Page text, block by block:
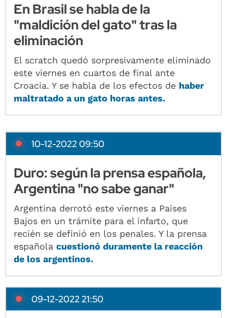
En Brasil se habla de la
"maldición del gato" tras la
eliminación
El scratch quedó sorpresivamente eliminado
este viernes en cuartos de final ante
Croacia. Y se habla de los efectos de haber
maltratado a un gato horas antes.
10-12-2022 09:50
Duro: según la prensa española,
Argentina "no sabe ganar"
Argentina derrotó este viernes a Países
Bajos en un trámite para el infarto, que
recién se definió en los penales. Y la prensa
españolacuestionó duramente la reacción
de los argentinos.
09-12-2022 21:50